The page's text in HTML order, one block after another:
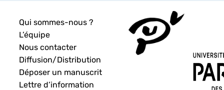
Qui sommes-nous ?
L’équipe
Nous contacter
Diffusion/Distribution
Déposer un manuscrit
Lettre d’information